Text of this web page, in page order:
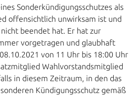
Sonderkündigungsschutzes als
offensichtlich unwirksam ist und
beendet hat. Er hat zur
vorgetragen und glaubhaft
von 11 Uhr bis 18:00 Uhr
Wahlvorstandsmitglied
in diesem Zeitraum, in den das
Kündigungsschutz gemäß